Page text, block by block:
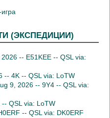
(ЭКСПЕДИЦИИ)
-- E51KEE -- QSL via:
-- 4K -- QSL via: LoTW
9, 2026 -- 9Y4 -- QSL via:
QSL via: LoTW
-- QSL via: DK0ERF